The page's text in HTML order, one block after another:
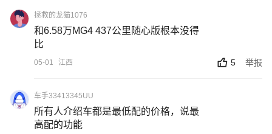
拯救的龙猫1076
和6.58万MG4 437公里随心版根本没得
比
05-01 江西 5 举报
车手33413345UU
所有人介绍车都是最低配的价格，说最
高配的功能